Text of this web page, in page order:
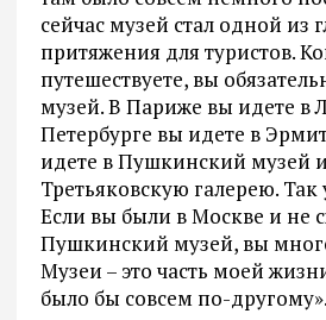
сейчас музей стал одной из
притяжения для туристов.
путешествуете, вы
музей. В Париже вы идете в
Петербурге вы идете в
идете в Пушкинский музей
Третьяковскую галерею. Так
Если вы были в Москве и не
Пушкинский музей, вы
Музеи – это часть моей
было бы совсем по-другому».